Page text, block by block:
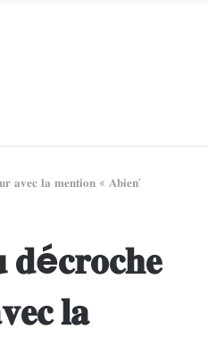
𝐥𝐚 𝐦𝐞𝐧𝐭𝐢𝐨𝐧 « 𝐀𝐛𝐢𝐞𝐧’
𝐥𝐚